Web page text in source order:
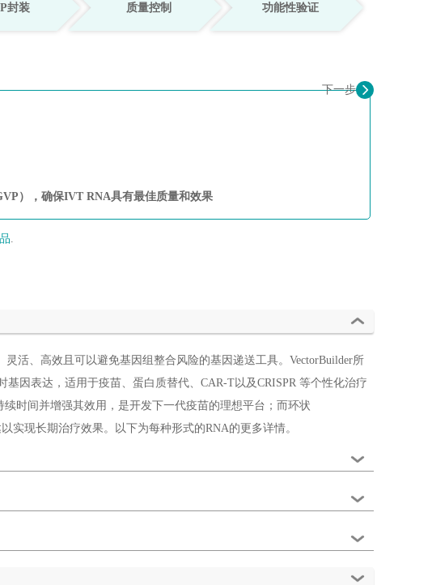
封装 质量控制 功能性验证
），确保IVT RNA具有最佳质量和效果
下一步
.
活、高效且可以避免基因组整合风险的基因递送工具。VectorBuilder所
因表达，适用于疫苗、蛋白质替代、CAR-T以及CRISPR 等个性化治疗
时间并增强其效用，是开发下一代疫苗的理想平台；而环状
实现长期治疗效果。以下为每种形式的RNA的更多详情。